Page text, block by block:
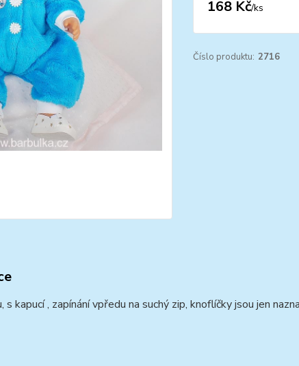
168 Kč/ks
Číslo produktu: 2716
kapucí , zapínání vpředu na suchý zip, knoflíčky jsou jen